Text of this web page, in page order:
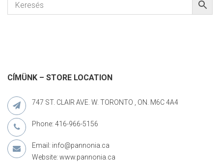
CÍMÜNK – STORE LOCATION
747 ST. CLAIR AVE. W. TORONTO , ON. M6C 4A4
Phone: 416-966-5156
Email: info@pannonia.ca
Website: www.pannonia.ca